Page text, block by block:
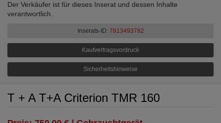
Der Verkäufer ist für dieses Inserat und dessen Inhalte
verantwortlich.
Inserats-ID: 7813493782
Kaufvertragsvordruck
Sicherheitshinweise
T + A T+A Criterion TMR 160